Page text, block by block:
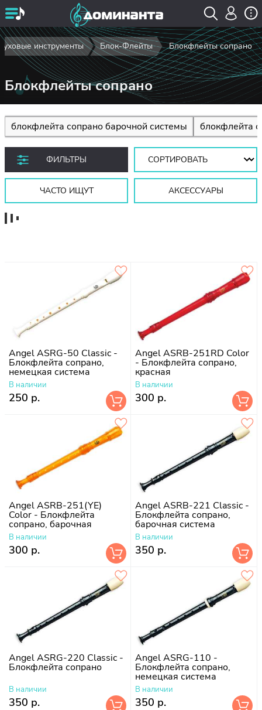
инструменты Блок-Флейты Блокфлейты сопрано
Блокфлейты сопрано
блокфлейта сопрано барочной системы блокфлейта
ФИЛЬТРЫ
Сортировать:
ЧАСТО ИЩУТ АКСЕССУАРЫ
Angel ASRG-50 Classic -
Блокфлейта сопрано,
немецкая система
В наличии
250 р.
Angel ASRB-251RD Color
- Блокфлейта сопрано,
красная
В наличии
300 р.
Angel ASRB-251(YE)
Color - Блокфлейта
сопрано, барочная
система
В наличии
300 р.
Angel ASRB-221 Classic -
Блокфлейта сопрано,
барочная система
В наличии
350 р.
Angel ASRG-220 Classic -
Блокфлейта сопрано
В наличии
350 р.
Angel ASRG-110 -
Блокфлейта сопрано,
немецкая система
В наличии
350 р.